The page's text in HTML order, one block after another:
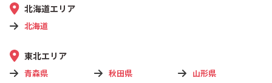
北海道エリア
北海道
東北エリア
青森県 秋田県
山形県